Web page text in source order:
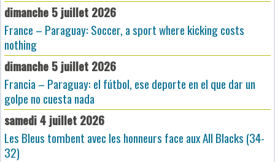
dimanche 5 juillet 2026
France – Paraguay: Soccer, a sport where kicking costs
nothing
dimanche 5 juillet 2026
Francia – Paraguay: el fútbol, ese deporte en el que dar un
golpe no cuesta nada
samedi 4 juillet 2026
Les Bleus tombent avec les honneurs face aux All Blacks (34-
32)